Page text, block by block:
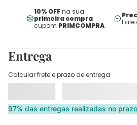
10% OFFna sua
primeira compra
cupom PRIMCOMPRA
Fale
Entrega
Calcular frete e prazo de entrega
97% das entregas realizadas no